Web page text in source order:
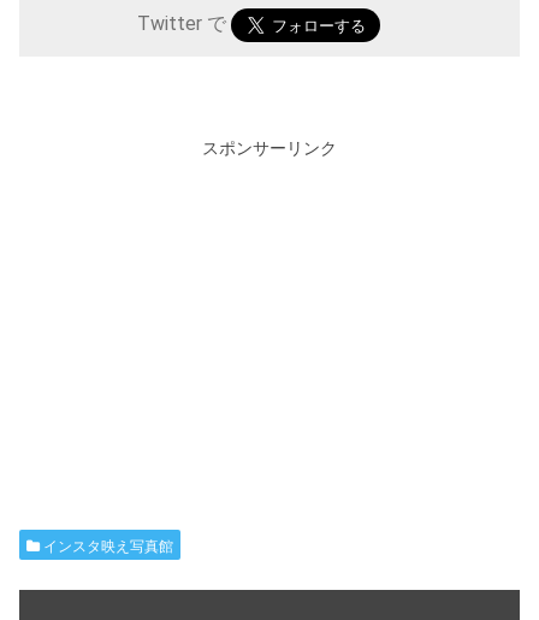
Twitter で
スポンサーリンク
インスタ映え写真館